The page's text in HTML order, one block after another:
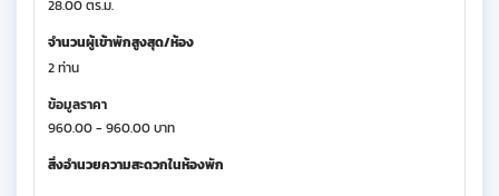
28.00 ตร.ม.
จำนวนผู้เข้าพักสูงสุด/ห้อง
2 ท่าน
ข้อมูลราคา
960.00 - 960.00 บาท
สิ่งอำนวยความสะดวกในห้องพัก